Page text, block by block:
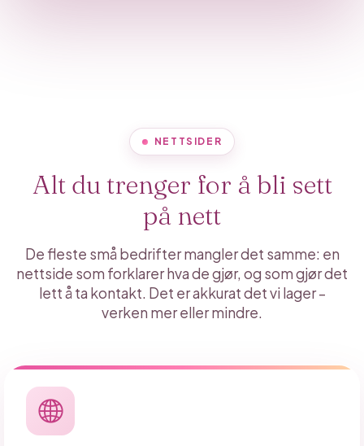
NETTSIDER
Alt du trenger for å bli sett
på nett
De fleste små bedrifter mangler det samme: en
nettside som forklarer hva de gjør, og som gjør det
lett å ta kontakt. Det er akkurat det vi lager –
verken mer eller mindre.